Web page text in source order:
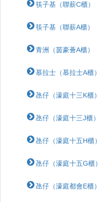
筷子基（聯薪C櫃）
筷子基（聯薪A櫃）
青洲（茵豪薈A櫃）
慕拉士（慕拉士A櫃）
氹仔（濠庭十三K櫃）
氹仔（濠庭十三J櫃）
氹仔（濠庭十五H櫃）
氹仔（濠庭十五G櫃）
氹仔（濠庭都會E櫃）